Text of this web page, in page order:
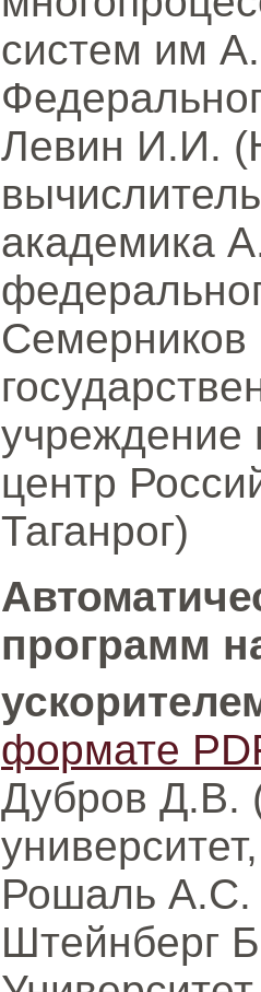
систем им
Левин И.И.
академика
центр
Таганрог)
программ
формате
Дубров
Рошаль А.С.
Штейнберг